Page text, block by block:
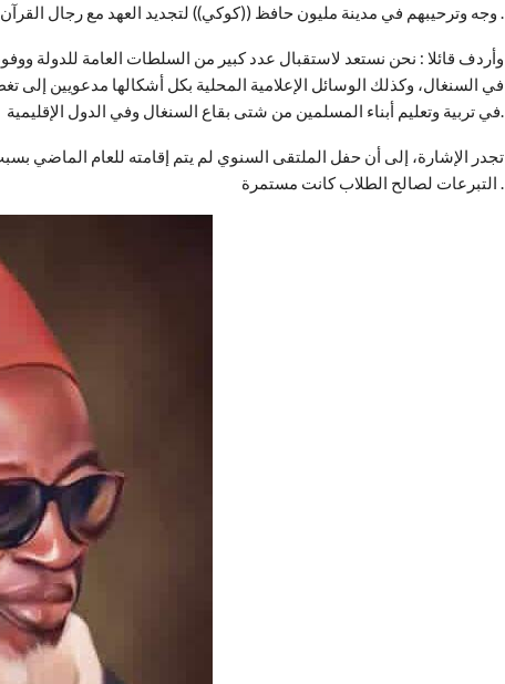
وجه وترحيبهم في مدينة مليون حافظ ((كوكي)) لتجديد العهد مع رجال القرآن الكريم في الأرض .
وأردف قائلا : نحن نستعد لاستقبال عدد كبير من السلطات العامة للدولة
في السنغال، وكذلك الوسائل الإعلامية المحلية بكل أشكالها مدعويين إلى
في تربية وتعليم أبناء المسلمين من شتى بقاع السنغال وفي الدول الإقليمية.
التبرعات لصالح الطلاب كانت مستمرة .